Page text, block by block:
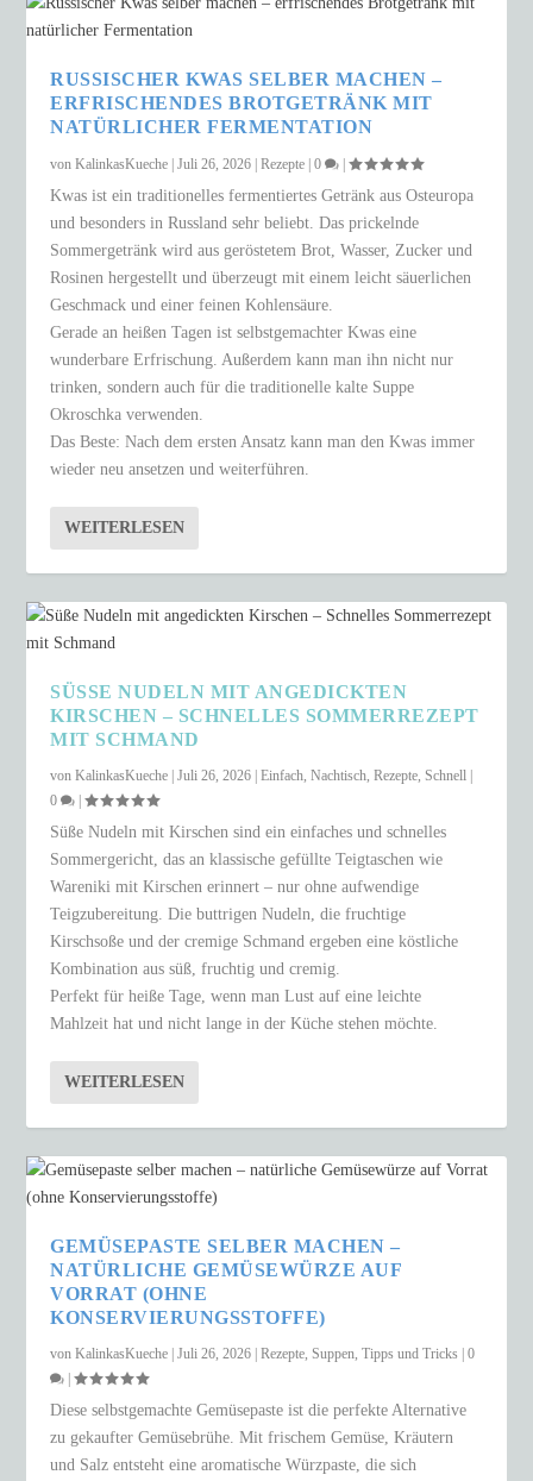
RUSSISCHER KWAS SELBER MACHEN –
ERFRISCHENDES BROTGETRÄNK MIT
NATÜRLICHER FERMENTATION
vonKalinkasKueche |Juli 26, 2026 |Rezepte |0 |
Kwas ist ein traditionelles fermentiertes Getränk aus Osteuropa
und besonders in Russland sehr beliebt. Das prickelnde
Sommergetränk wird aus geröstetem Brot, Wasser, Zucker und
Rosinen hergestellt und überzeugt mit einem leicht säuerlichen
Geschmack und einer feinen Kohlensäure.
Gerade an heißen Tagen ist selbstgemachter Kwas eine
wunderbare Erfrischung. Außerdem kann man ihn nicht nur
trinken, sondern auch für die traditionelle kalte Suppe
Okroschka verwenden.
Das Beste: Nach dem ersten Ansatz kann man den Kwas immer
wieder neu ansetzen und weiterführen.
WEITERLESEN
SÜSSE NUDELN MIT ANGEDICKTEN K
IRSCHEN – SCHNELLES SOMMERREZEPT M
IT SCHMAND
vonKalinkasKueche |Juli 26, 2026 |Einfach ,Nachtisch ,Rezepte ,Schnell |
0
|
Süße Nudeln mit Kirschen sind ein einfaches und schnelles
Sommergericht, das an klassische gefüllte Teigtaschen wie
Wareniki mit Kirschen erinnert – nur ohne aufwendige
Teigzubereitung. Die buttrigen Nudeln, die fruchtige
Kirschsoße und der cremige Schmand ergeben eine köstliche
Kombination aus süß, fruchtig und cremig.
Perfekt für heiße Tage, wenn man Lust auf eine leichte
Mahlzeit hat und nicht lange in der Küche stehen möchte.
WEITERLESEN
GEMÜSEPASTE SELBER MACHEN –
NATÜRLICHE GEMÜSEWÜRZE AUF
VORRAT (OHNE
KONSERVIERUNGSSTOFFE)
vonKalinkasKueche |Juli 26, 2026 |Rezepte ,Suppen ,Tipps und Tricks |0
|
Diese selbstgemachte Gemüsepaste ist die perfekte Alternative
zu gekaufter Gemüsebrühe. Mit frischem Gemüse, Kräutern
und Salz entsteht eine aromatische Würzpaste, die sich